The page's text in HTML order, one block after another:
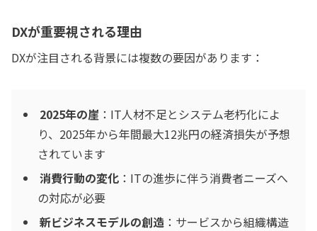
DXが重要視される理由
DXが注目される背景には複数の要因があります：
2025年の崖 ：IT人材不足とシステム老朽化によ
り、2025年から年間最大12兆円の経済損失が予想
されています
消費行動の変化 ：ITの進歩に伴う消費者ニーズへ
の対応が必要
新ビジネスモデルの創造 ：サービスから組織構造